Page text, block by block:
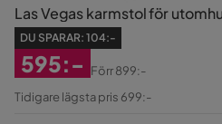
Las Vegas karmstol för
DU SPARAR: 104:-
Rabatterat
595:-
Original
Förr899:-
Tidigare lägsta pris 699:-